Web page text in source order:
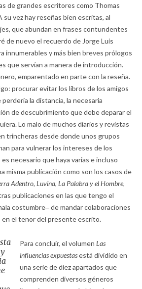
de grandes escritores como Thomas
su vez hay reseñas bien escritas, al
que abundan en frases contundentes
de nuevo el recuerdo de Jorge Luis
innumerables y más bien breves prólogos
que servían a manera de introducción.
emparentado en parte con la reseña.
procurar evitar los libros de los amigos
la distancia, la necesaria
de descubrimiento que debe deparar el
Lo malo de muchos diarios y revistas
trincheras desde donde unos grupos
para vulnerar los intereses de los
necesario que haya varias e incluso
misma publicación como son los casos de
Adentro, Luvina, La Palabra y el Hombre,
publicaciones en las que tengo el
costumbre‒ de mandar colaboraciones
en el tenor del presente escrito.
Para concluir, el volumen Las
influencias expuestasestá dividido en
una serie de diez apartados que
comprenden diversos géneros